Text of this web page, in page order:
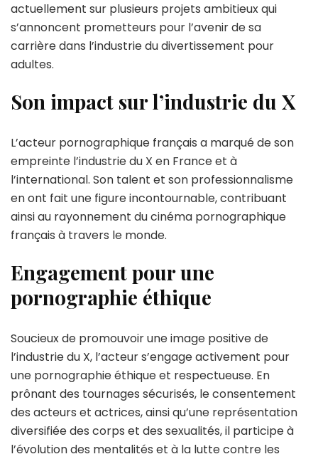
actuellement sur plusieurs projets ambitieux qui
s’annoncent prometteurs pour l’avenir de sa
carrière dans l’industrie du divertissement pour
adultes.
Son impact sur l’industrie du X
L’acteur pornographique français a marqué de son
empreinte l’industrie du X en France et à
l’international. Son talent et son professionnalisme
en ont fait une figure incontournable, contribuant
ainsi au rayonnement du cinéma pornographique
français à travers le monde.
Engagement pour une
pornographie éthique
Soucieux de promouvoir une image positive de
l’industrie du X, l’acteur s’engage activement pour
une pornographie éthique et respectueuse. En
prônant des tournages sécurisés, le consentement
des acteurs et actrices, ainsi qu’une représentation
diversifiée des corps et des sexualités, il participe à
l’évolution des mentalités et à la lutte contre les